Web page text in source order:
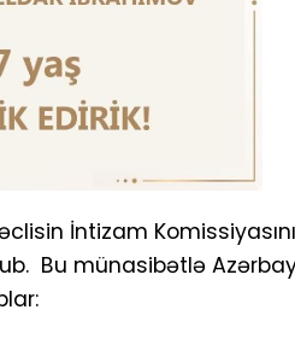
İntizam
Bu münasibətlə